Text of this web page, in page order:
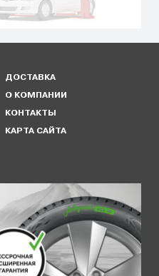
ДОСТАВКА
О КОМПАНИИ
КОНТАКТЫ
КАРТА САЙТА